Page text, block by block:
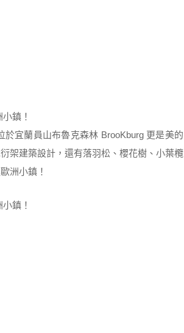
宜蘭員山布魯克森林 BrooKburg 更是美的
架建築設計，還有落羽松、櫻花樹、小葉欖
洲小鎮！